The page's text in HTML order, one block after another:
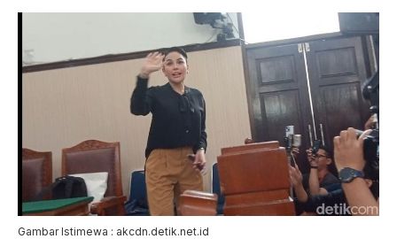
Gambar Istimewa : akcdn.detik.net.id